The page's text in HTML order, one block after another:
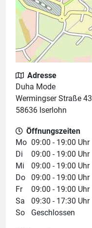
Adresse
Duha Mode
Wermingser Straße 43
58636 Iserlohn
Öffnungszeiten
Mo 09:00 - 19:00 Uhr
Di
09:00 - 19:00 Uhr
Mi
09:00 - 19:00 Uhr
Do
09:00 - 19:00 Uhr
Fr
09:00 - 19:00 Uhr
Sa
09:30 - 17:30 Uhr
So
Geschlossen